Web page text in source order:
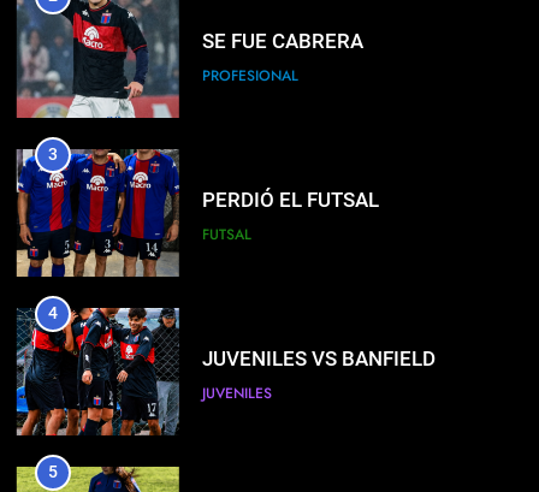
SE FUE CABRERA
PROFESIONAL
3
PERDIÓ EL FUTSAL
FUTSAL
4
JUVENILES VS BANFIELD
JUVENILES
5